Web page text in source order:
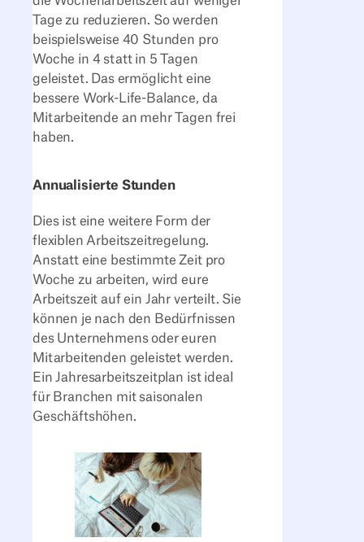
Tage zu reduzieren. So werden
beispielsweise 40 Stunden pro
Woche in 4 statt in 5 Tagen
geleistet. Das ermöglicht eine
bessere Work-Life-Balance, da
Mitarbeitende an mehr Tagen frei
haben.
Annualisierte Stunden
Dies ist eine weitere Form der
flexiblen Arbeitszeitregelung.
Anstatt eine bestimmte Zeit pro
Woche zu arbeiten, wird eure
Arbeitszeit auf ein Jahr verteilt. Sie
können je nach den Bedürfnissen
des Unternehmens oder euren
Mitarbeitenden geleistet werden.
Ein Jahresarbeitszeitplan ist ideal
für Branchen mit saisonalen
Geschäftshöhen.